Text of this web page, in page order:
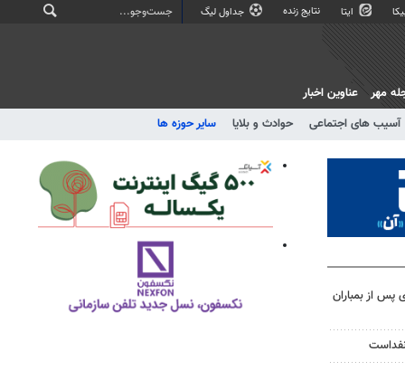
ایتا نتایج زنده جداول لیگ
آسیب های اجتماعی حوادث و بلایا سایر حوزه ها
مهر عناوین اخبار
پس از بمباران